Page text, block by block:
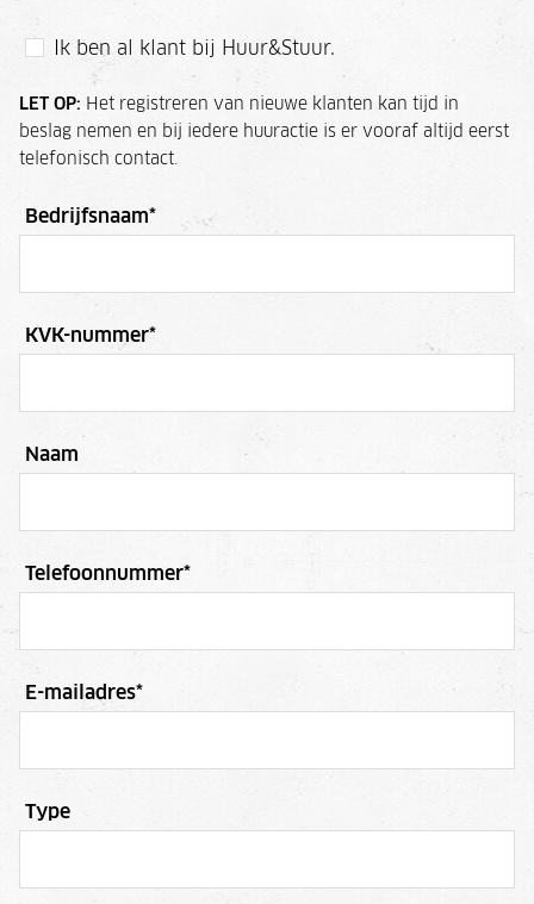
Ik ben al klant bij Huur&Stuur.
LET OP: Het registreren van nieuwe klanten kan tijd in
beslag nemen en bij iedere huuractie is er vooraf altijd eerst
telefonisch contact.
Bedrijfsnaam*
KVK-nummer*
Naam
Telefoonnummer*
E-mailadres*
Type